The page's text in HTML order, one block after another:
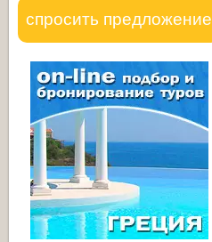
спросить предложение